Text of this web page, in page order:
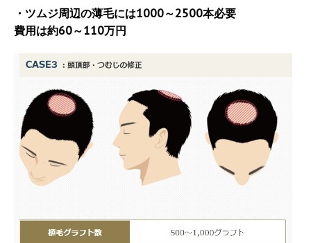
・ツムジ周辺の薄毛には1000～2500本必要
費用は約60～110万円